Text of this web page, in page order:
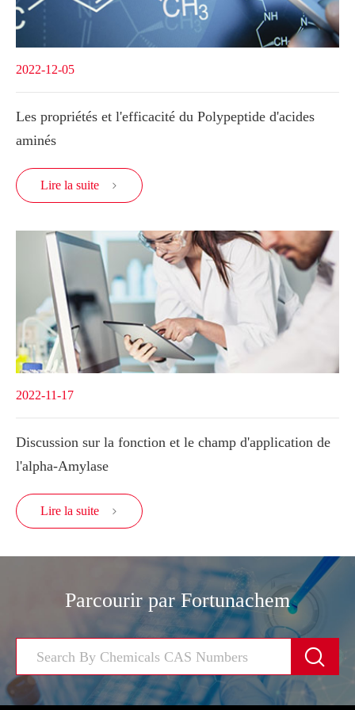
2022-12-05
Les propriétés et l'efficacité du Polypeptide d'acides
aminés
Lire la suite 
2022-11-17
Discussion sur la fonction et le champ d'application de
l'alpha-Amylase
Lire la suite 
Parcourir par Fortunachem
